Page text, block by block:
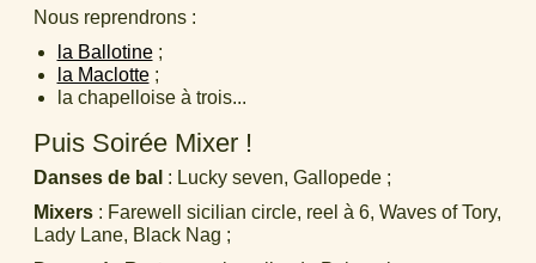
Nous reprendrons :
la Ballotine;
la Maclotte;
la chapelloise à trois...
Puis Soirée Mixer !
Danses de bal : Lucky seven, Gallopede ;
Mixers: Farewell sicilian circle, reel à 6, Waves of Tory,
Lady Lane, Black Nag ;